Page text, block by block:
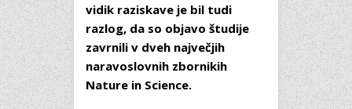
vidik raziskave je bil tudi
razlog, da so objavo študije
zavrnili v dveh največjih
naravoslovnih zbornikih
Nature in Science.